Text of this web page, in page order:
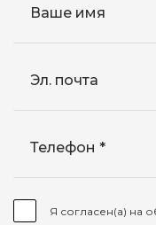
Ваше имя
Эл. почта
Телефон
Я согласен(а) на